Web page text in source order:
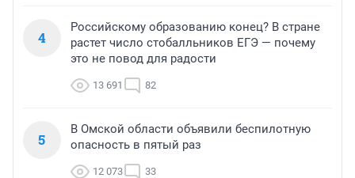
4
Российскому образованию конец? В стране
растет число стобалльников ЕГЭ — почему
это не повод для радости
13 691 82
5
В Омской области объявили беспилотную
опасность в пятый раз
12 073 33